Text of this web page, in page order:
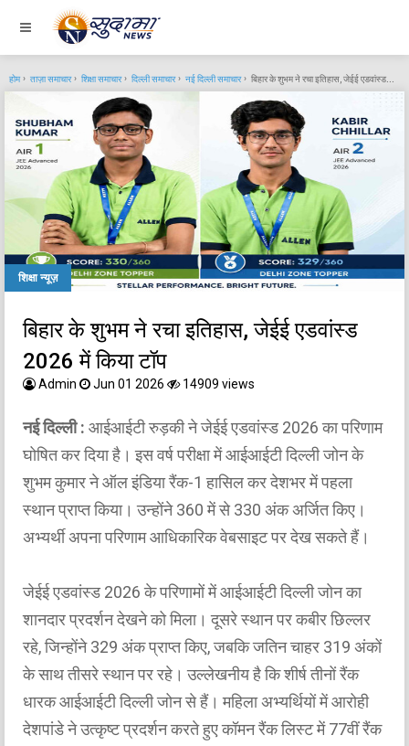
होम ताज़ा समाचार शिक्षा समाचार दिल्ली समाचार नई दिल्ली समाचार बिहार के शुभम ने रचा इतिहास, जेईई एडवांस्ड 2026 में किया टॉप
शिक्षा न्यूज़
बिहार के शुभम ने रचा इतिहास, जेईई एडवांस्ड
2026 में किया टॉप
Admin Jun 01 2026 14909 views
नई दिल्ली : आईआईटी रुड़की ने जेईई एडवांस्ड 2026 का परिणाम
घोषित कर दिया है। इस वर्ष परीक्षा में आईआईटी दिल्ली जोन के
शुभम कुमार ने ऑल इंडिया रैंक-1 हासिल कर देशभर में पहला
स्थान प्राप्त किया। उन्होंने 360 में से 330 अंक अर्जित किए।
अभ्यर्थी अपना परिणाम आधिकारिक वेबसाइट पर देख सकते हैं।
जेईई एडवांस्ड 2026 के परिणामों में आईआईटी दिल्ली जोन का
शानदार प्रदर्शन देखने को मिला। दूसरे स्थान पर कबीर छिल्लर
रहे, जिन्होंने 329 अंक प्राप्त किए, जबकि जतिन चाहर 319 अंकों
के साथ तीसरे स्थान पर रहे। उल्लेखनीय है कि शीर्ष तीनों रैंक
धारक आईआईटी दिल्ली जोन से हैं। महिला अभ्यर्थियों में आरोही
देशपांडे ने उत्कृष्ट प्रदर्शन करते हुए कॉमन रैंक लिस्ट में 77वीं रैंक